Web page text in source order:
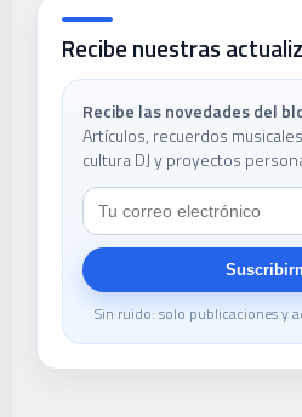
Recibe nuestras
Recibe las novedades del
Artículos, recuerdos
cultura DJ y proyectos
Sin ruido: solo publicaciones y